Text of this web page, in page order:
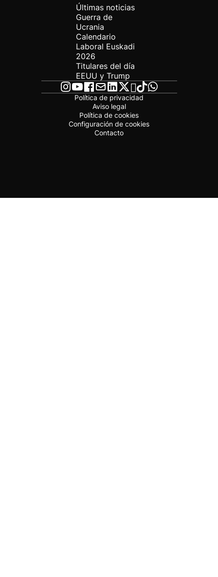
Últimas noticias
Guerra de
Ucrania
Calendario
Laboral Euskadi
2026
Titulares del día
EEUU y Trump
Política de privacidad
Aviso legal
Política de cookies
Configuración de cookies
Contacto